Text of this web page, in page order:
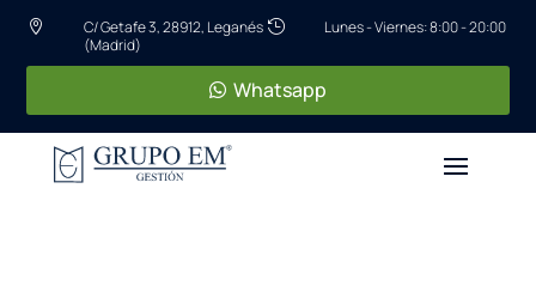

C/ Getafe 3, 28912, Leganés
(Madrid)
 Lunes - Viernes: 8:00 - 20:00
Whatsapp